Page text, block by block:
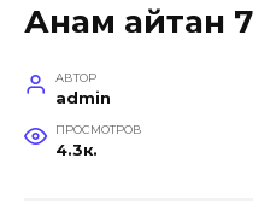
Анам айтқан 7
АВТОР
admin
ПРОСМОТРОВ
4.3к.